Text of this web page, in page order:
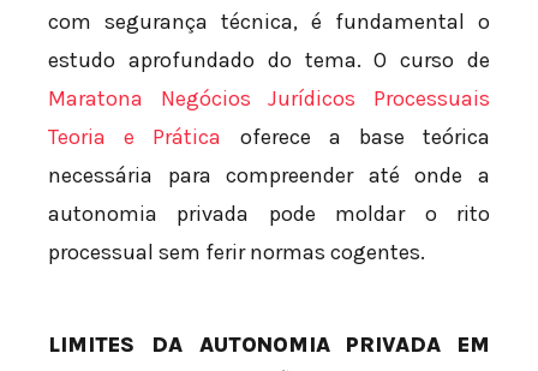
com segurança técnica, é fundamental o
estudo aprofundado do tema. O curso de
Maratona Negócios Jurídicos Processuais
Teoria e Prática oferece a base teórica
necessária para compreender até onde a
autonomia privada pode moldar o rito
processual sem ferir normas cogentes.
LIMITES DA AUTONOMIA PRIVADA EM